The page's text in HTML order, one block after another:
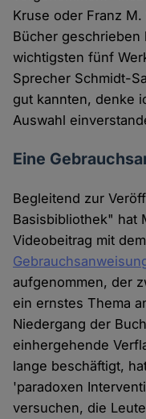
Kruse oder Franz
Bücher geschrieben
wichtigsten fünf
Sprecher Schmidt-
gut kannten, denke
Auswahl
Eine
Begleitend zur
Basisbibliothek" hat
Videobeitrag mit
aufgenommen, der
ein ernstes Thema
Niedergang der
einhergehende
lange beschäftigt,
'paradoxen
versuchen, die